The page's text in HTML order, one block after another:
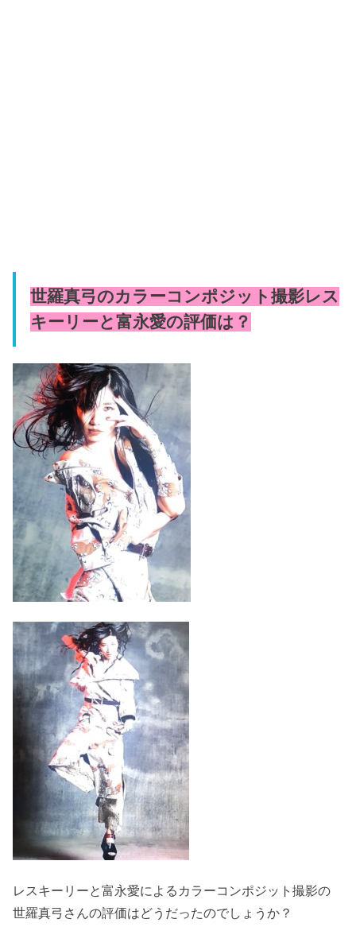
世羅真弓のカラーコンポジット撮影レス
キーリーと富永愛の評価は？
レスキーリーと富永愛によるカラーコンポジット撮影の
世羅真弓さんの評価はどうだったのでしょうか？